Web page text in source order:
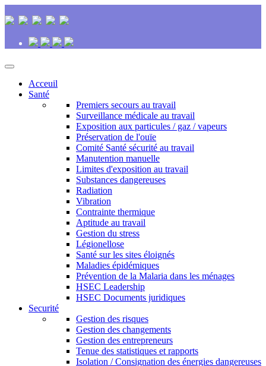
Acceuil
Santé
Premiers secours au travail
Surveillance médicale au travail
Exposition aux particules / gaz / vapeurs
Préservation de l'ouïe
Comité Santé sécurité au travail
Manutention manuelle
Limites d'exposition au travail
Substances dangereuses
Radiation
Vibration
Contrainte thermique
Aptitude au travail
Gestion du stress
Légionellose
Santé sur les sites éloignés
Maladies épidémiques
Prévention de la Malaria dans les ménages
HSEC Leadership
HSEC Documents juridiques
Securité
Gestion des risques
Gestion des changements
Gestion des entrepreneurs
Tenue des statistiques et rapports
Isolation / Consignation des énergies dangereuses